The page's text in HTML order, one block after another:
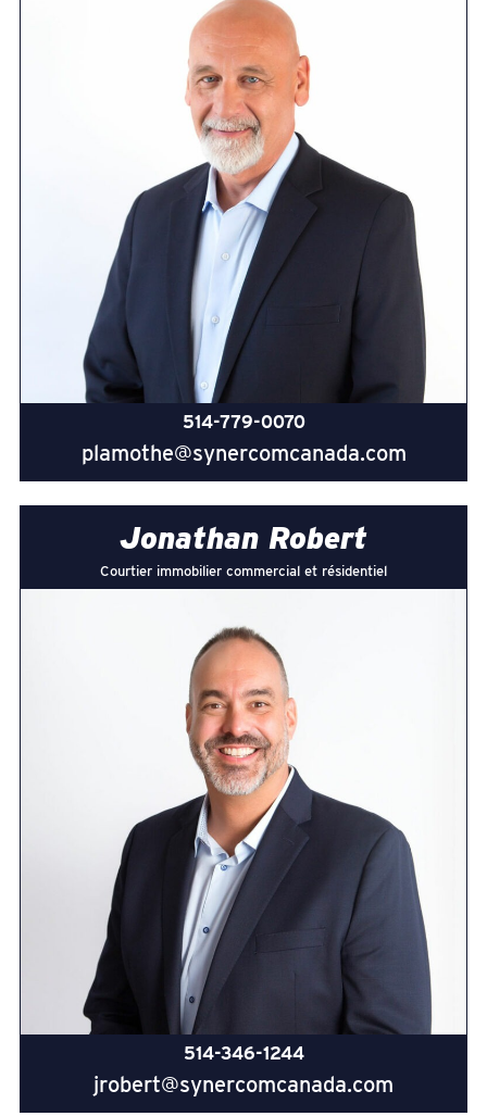
514-779-0070
plamothe@synercomcanada.com
Jonathan Robert
Courtier immobilier commercial et résidentiel
514-346-1244
jrobert@synercomcanada.com